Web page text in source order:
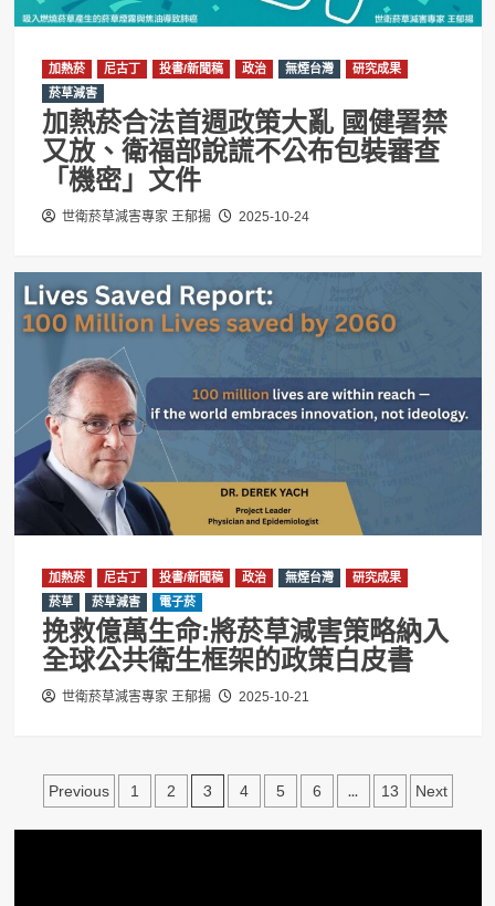
加熱菸 尼古丁 投書/新聞稿 政治 無煙台灣
研究成果
菸草減害
加熱菸合法首週政策大亂 國健署禁
又放、衛福部說謊不公布包裝審查
「機密」文件
世衛菸草減害專家 王郁揚 2025-10-24
加熱菸 尼古丁 投書/新聞稿 政治 無煙台灣
研究成果
菸草
菸草減害 電子菸
挽救億萬生命:將菸草減害策略納入
全球公共衛生框架的政策白皮書
世衛菸草減害專家 王郁揚 2025-10-21
文
章
Previous 1 2 3 4 5 6 ... 13 Next